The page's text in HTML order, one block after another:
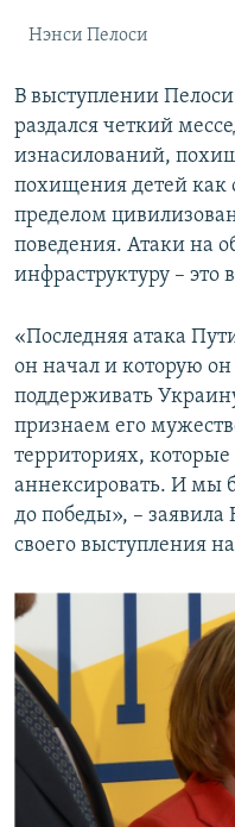
Нэнси Пелоси
В выступлении
раздался четкий
изнасилований,
похищения детей как
пределом
поведения. Атаки на
инфраструктуру – это
«Последняя атака
он начал и которую
поддерживать
признаем его
территориях,
аннексировать. И мы
до победы», –
своего выступления